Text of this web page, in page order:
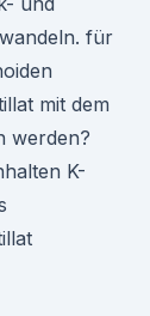
für
mit dem
werden?
K-